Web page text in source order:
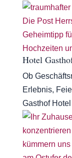
Hotel
Ob
Erlebnis,
Gasthof